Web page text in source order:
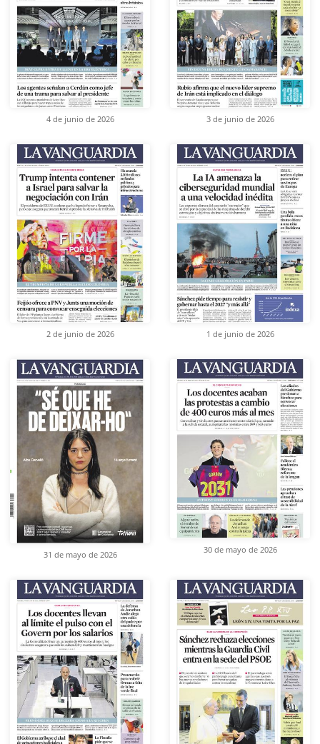
4 de junio de 2026 3 de junio de 2026
2 de junio de 2026 1 de junio de 2026
31 de mayo de 2026
30 de mayo de 2026